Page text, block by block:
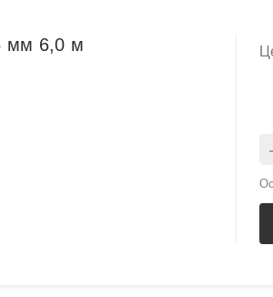
мм 6,0 м